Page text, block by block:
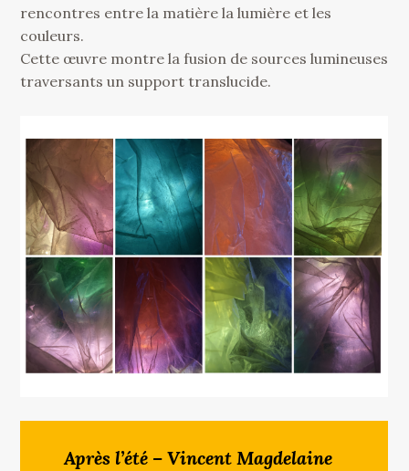
rencontres entre la matière la lumière et les
couleurs.
Cette œuvre montre la fusion de sources lumineuses
traversants un support translucide.
Après l’été – Vincent Magdelaine